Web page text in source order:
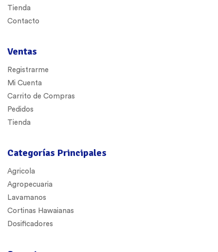
Tienda
Contacto
Ventas
Registrarme
Mi Cuenta
Carrito de Compras
Pedidos
Tienda
Categorías Principales
Agricola
Agropecuaria
Lavamanos
Cortinas Hawaianas
Dosificadores